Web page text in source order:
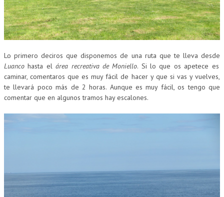
Lo primero deciros que disponemos de una ruta que te lleva desde
Luanco hasta elárea recreativa de Moniello. Si lo que os apetece es
caminar, comentaros que es muy fácil de hacer y que si vas y vuelves,
te llevará poco más de 2 horas. Aunque es muy fácil, os tengo que
comentar que en algunos tramos hay escalones.